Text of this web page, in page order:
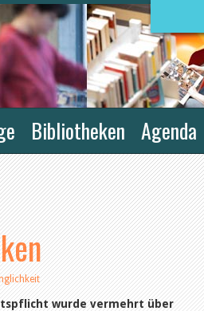
Bibliotheken Agenda
wurde vermehrt über